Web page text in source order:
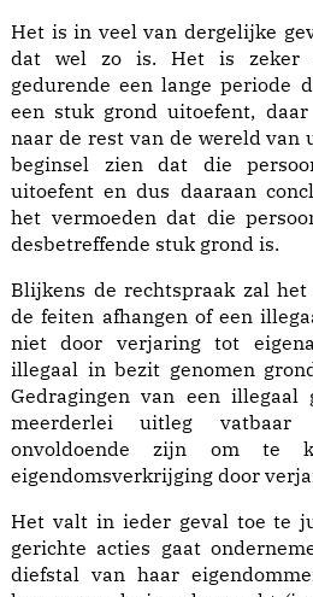
Het is in veel van dergelijke
dat wel zo is. Het is zeker
gedurende een lange periode
een stuk grond uitoefent,
naar de rest van de wereld van
beginsel zien dat die
uitoefent en dus daaraan
het vermoeden dat die
desbetreffende stuk grond is.
Blijkens de rechtspraak zal
de feiten afhangen of een
niet door verjaring tot
illegaal in bezit genomen
Gedragingen van een
meerderlei uitleg
onvoldoende zijn om te
eigendomsverkrijging door
Het valt in ieder geval toe te
gerichte acties gaat
diefstal van haar